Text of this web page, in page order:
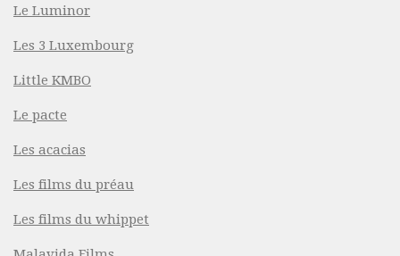
Le Luminor
Les 3 Luxembourg
Little KMBO
Le pacte
Les acacias
Les films du préau
Les films du whippet